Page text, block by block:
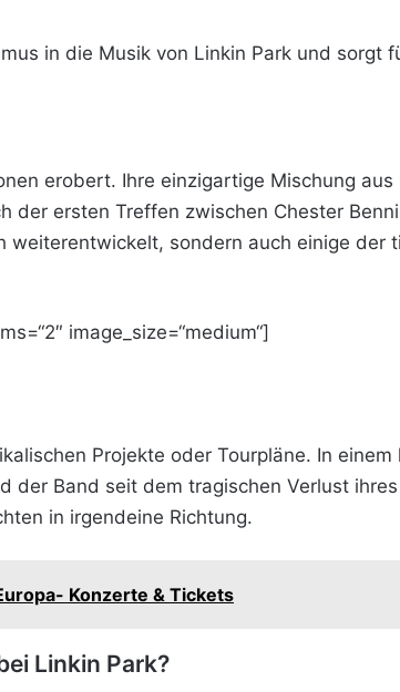
in die Musik von Linkin Park und sorgt
erobert. Ihre einzigartige Mischung aus
der ersten Treffen zwischen Chester
sondern auch einige der
image_size=“medium“]
Projekte oder Tourpläne. In
Band seit dem tragischen Verlust
in irgendeine Richtung.
Konzerte & Tickets
Linkin Park?